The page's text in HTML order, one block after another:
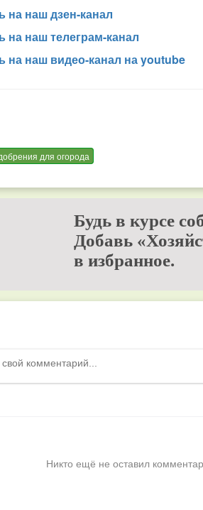
на наш дзен-канал
на наш телеграм-канал
на наш видео-канал на youtube
для огорода
Будь в курсе
Добавь
в избранное.
Никто ещё не оставил